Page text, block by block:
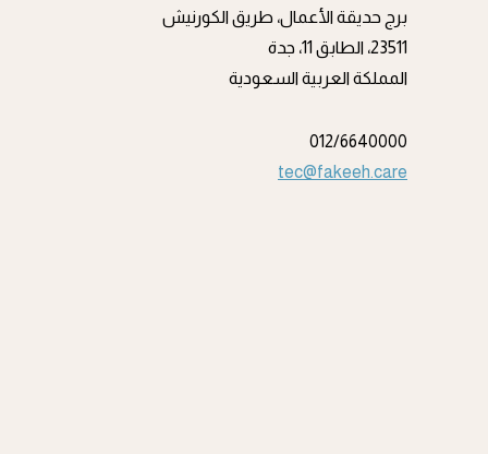
برج حديقة الأعمال، طريق الكورنيش
23511، الطابق 11، جدة
المملكة العربية السعودية
012/6640000
tec@fakeeh.care